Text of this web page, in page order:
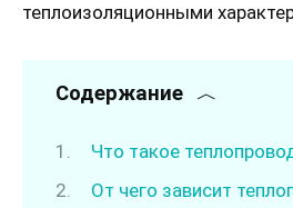
теплоизоляционными
Содержание
Что такое
От чего зависит